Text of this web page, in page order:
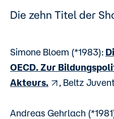
Die zehn Titel der
Simone Bloem (*1983):
OECD. Zur
Akteurs.
, Beltz
Andreas Gehrlach